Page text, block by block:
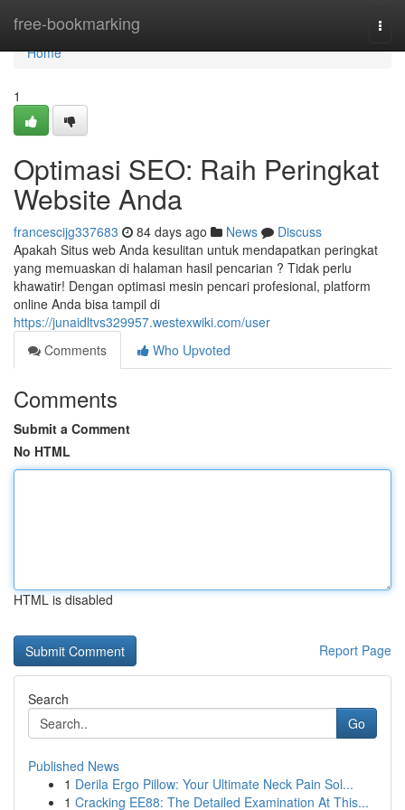
free-bookmarking
Home
Home
1
Optimasi SEO: Raih Peringkat
Website Anda
francescijg337683 84 days ago News
Discuss
Apakah Situs web Anda kesulitan untuk mendapatkan peringkat
yang memuaskan di halaman hasil pencarian ? Tidak perlu
khawatir! Dengan optimasi mesin pencari profesional, platform
online Anda bisa tampil di
https://junaidltvs329957.westexwiki.com/user
Comments
Who Upvoted
Comments
Submit a Comment
No HTML
HTML is disabled
Report Page
Search
Go
Published News
1 Derila Ergo Pillow: Your Ultimate Neck Pain Sol...
1 Cracking EE88: The Detailed Examination At This...